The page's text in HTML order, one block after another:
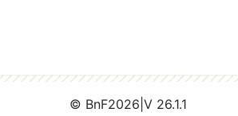
© BnF2026 V 26.1.1